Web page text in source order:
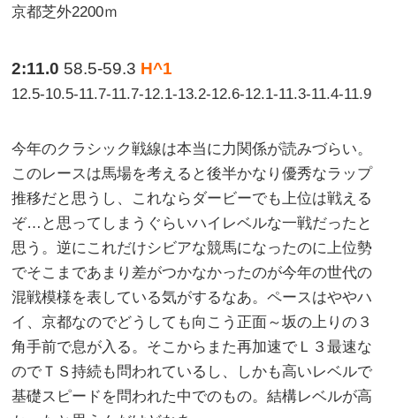
京都芝外2200ｍ
2:11.0 58.5-59.3 H^1
12.5-10.5-11.7-11.7-12.1-13.2-12.6-12.1-11.3-11.4-11.9
今年のクラシック戦線は本当に力関係が読みづらい。
このレースは馬場を考えると後半かなり優秀なラップ
推移だと思うし、これならダービーでも上位は戦える
ぞ…と思ってしまうぐらいハイレベルな一戦だったと
思う。逆にこれだけシビアな競馬になったのに上位勢
でそこまであまり差がつかなかったのが今年の世代の
混戦模様を表している気がするなあ。ペースはややハ
イ、京都なのでどうしても向こう正面～坂の上りの３
角手前で息が入る。そこからまた再加速でＬ３最速な
のでＴＳ持続も問われているし、しかも高いレベルで
基礎スピードを問われた中でのもの。結構レベルが高